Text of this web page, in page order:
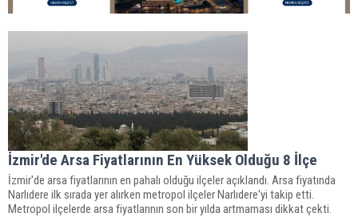
İzmir'de Arsa Fiyatlarının En Yüksek Olduğu 8 İlçe
İzmir'de arsa fiyatlarının en pahalı olduğu ilçeler açıklandı. Arsa fiyatında
Narlıdere ilk sırada yer alırken metropol ilçeler Narlıdere'yi takip etti.
Metropol ilçelerde arsa fiyatlarının son bir yılda artmaması dikkat çekti.